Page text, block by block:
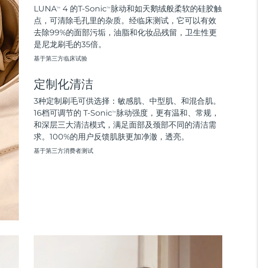
LUNATM 4 的T-SonicTM 脉动和如天鹅绒般柔软的硅胶触
点，可清除毛孔里的杂质。经临床测试，它可以有效
去除99%的面部污垢，油脂和化妆品残留，卫生性更
是尼龙刷毛的35倍。
基于第三方临床试验
定制化清洁
3种定制刷毛可供选择：敏感肌、中型肌、和混合肌。
16档可调节的 T-SonicTM 脉动强度，更有温和、常规，
和深层三大清洁模式，满足面部及颈部不同的清洁需
求。100%的用户反馈肌肤更加净澈，透亮。
基于第三方消费者测试